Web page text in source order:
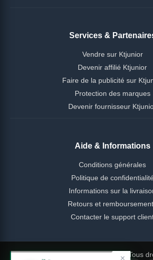
Services &
Vendre sur Ktjunior
Devenir affilié Ktjunior
Faire de la publicité sur
Protection des marques
Devenir fournisseur
Aide & Informations
Conditions générales
Politique de confidentialité
Informations sur la
Retours et
Contacter le support
© 2026 Ktjunior Cameroun — Tous
✕